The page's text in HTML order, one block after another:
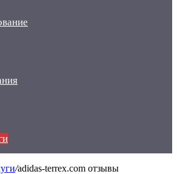
/adidas-terrex.com отзывы